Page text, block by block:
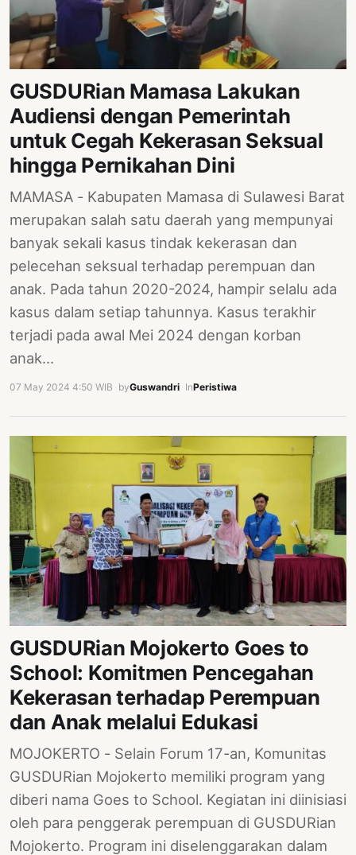
GUSDURian Mamasa Lakukan
Audiensi dengan Pemerintah
untuk Cegah Kekerasan Seksual
hingga Pernikahan Dini
MAMASA - Kabupaten Mamasa di Sulawesi Barat
merupakan salah satu daerah yang mempunyai
banyak sekali kasus tindak kekerasan dan
pelecehan seksual terhadap perempuan dan
anak. Pada tahun 2020-2024, hampir selalu ada
kasus dalam setiap tahunnya. Kasus terakhir
terjadi pada awal Mei 2024 dengan korban
anak…
07 May 2024 4:50 WIB byGuswandri InPeristiwa
GUSDURian Mojokerto Goes to
School: Komitmen Pencegahan
Kekerasan terhadap Perempuan
dan Anak melalui Edukasi
MOJOKERTO - Selain Forum 17-an, Komunitas
GUSDURian Mojokerto memiliki program yang
diberi nama Goes to School. Kegiatan ini diinisiasi
oleh para penggerak perempuan di GUSDURian
Mojokerto. Program ini diselenggarakan dalam